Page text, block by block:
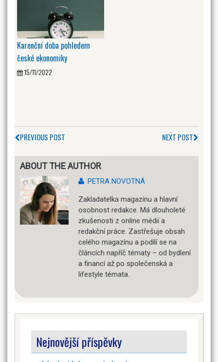
Karenční doba pohledem
české ekonomiky
15/11/2022
PREVIOUS POST NEXT POST
ABOUT THE AUTHOR
PETRA NOVOTNÁ
Zakladatelka magazínu a hlavní
osobnost redakce. Má dlouholeté
zkušenosti z online médií a
redakční práce. Zastřešuje obsah
celého magazínu a podílí se na
článcích napříč tématy – od bydlení
a financí až po společenská a
lifestyle témata.
Nejnovější příspěvky